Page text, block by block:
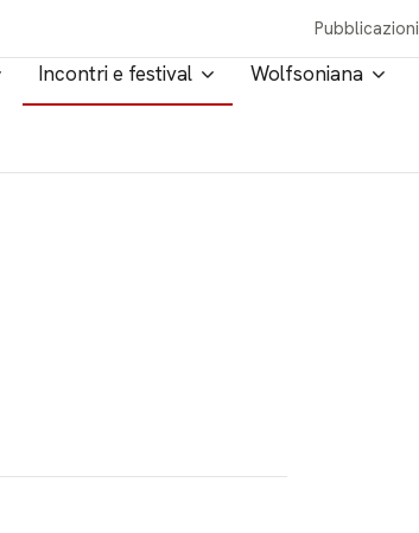
Pubblicazioni
Incontri e festival Wolfsoniana